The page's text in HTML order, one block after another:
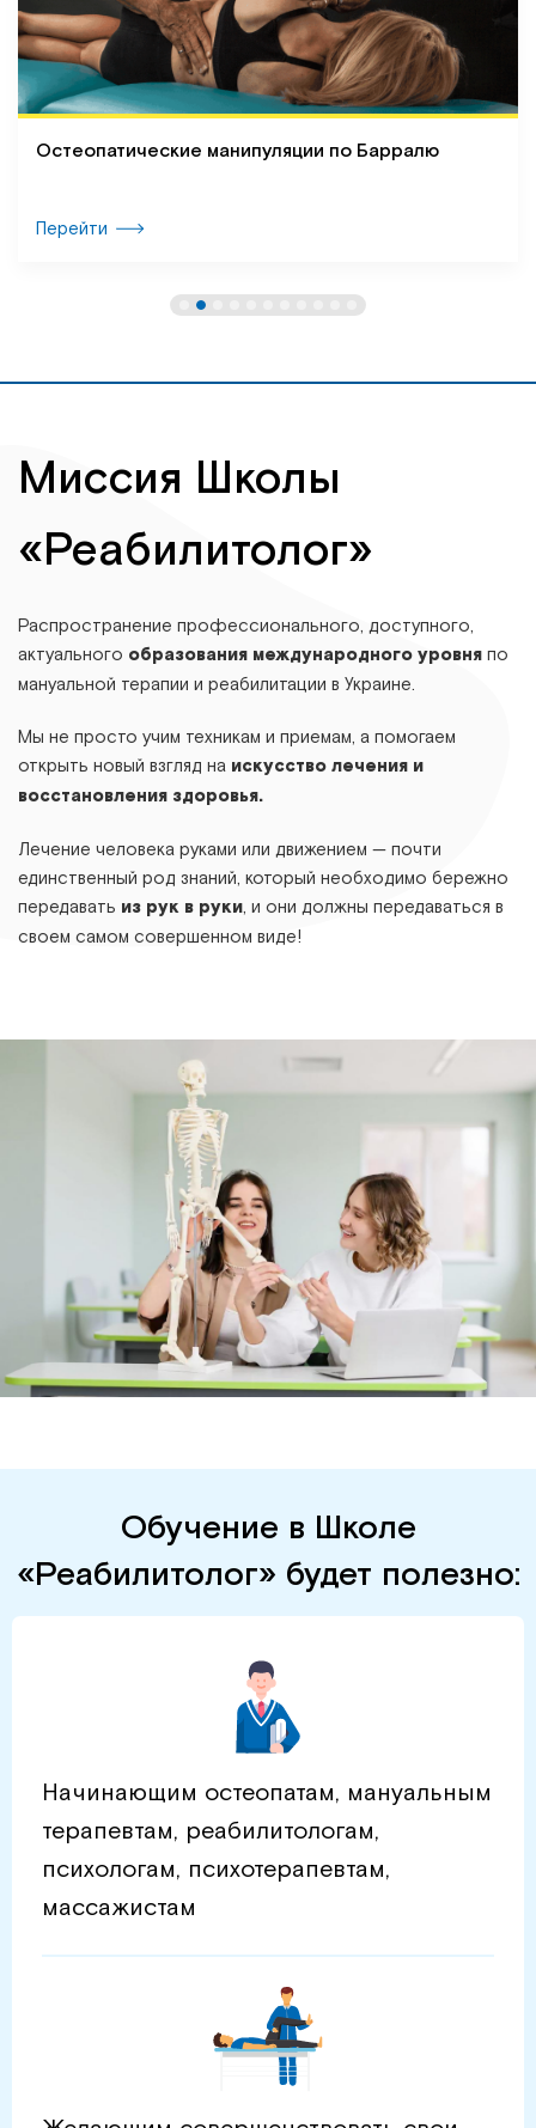
Остеопатические манипуляции по Барралю
Перейти
Миссия Школы
«Реабилитолог»
Распространение профессионального, доступного,
актуального образования международного уровня по
мануальной терапии и реабилитации в Украине.
Мы не просто учим техникам и приемам, а помогаем
открыть новый взгляд на искусство лечения и
восстановления здоровья.
Лечение человека руками или движением — почти
единственный род знаний, который необходимо бережно
передавать из рук в руки, и они должны передаваться в
своем самом совершенном виде!
Обучение в Школе
«Реабилитолог» будет полезно:
Начинающим остеопатам, мануальным
терапевтам, реабилитологам,
психологам, психотерапевтам,
массажистам